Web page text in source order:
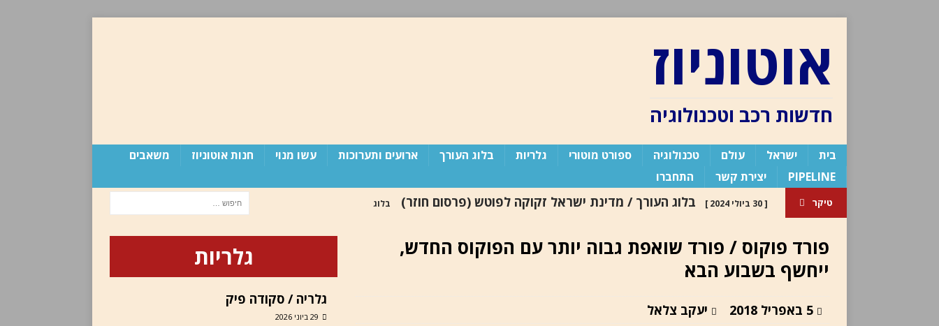
אוטוניוז
חדשות רכב וטכנולוגיה
בית ישראל עולם טכנולוגיה ספורט מוטורי גלריות בלוג העורך ארועים ותערוכות עשו מנוי חנות אוטוניוז
משאבים
PIPELINE
יצירת קשר התחברו
טיקר [ 30 ביולי 2024 ] בלוג העורך / מדינת ישראל זקוקה לפוטש (פרסום חוזר) בלוג
[ 6 באוגוסט 2026 ]
פורד / תשלב את Apple Maps באופן מובנה בפלטפורמת
פורד פוקוס / פורד שואפת גבוה יותר עם הפוקוס החדש,
ייחשף בשבוע הבא
5 באפריל 2018 יעקב צלאל
גלריות
גלריה / סקודה פיק
29 ביוני 2026